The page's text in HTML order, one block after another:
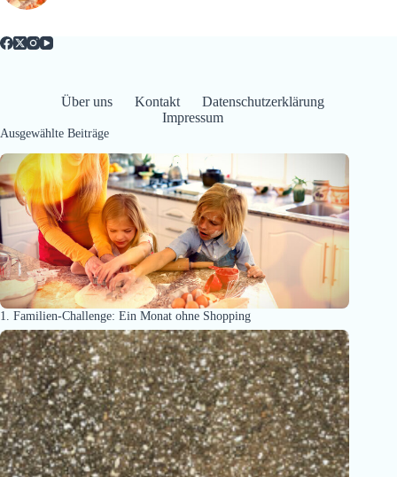
Über uns Kontakt
Datenschutzerklärung
Impressum
Ausgewählte Beiträge
1. Familien-Challenge: Ein Monat ohne Shopping